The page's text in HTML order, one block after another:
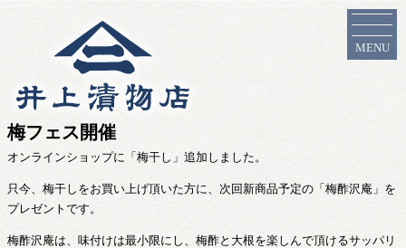
MENU
梅フェス開催
オンラインショップに「梅干し」追加しました。
只今、梅干しをお買い上げ頂いた方に、次回新商品予定の「梅酢沢庵」を
プレゼントです。
梅酢沢庵は、味付けは最小限にし、梅酢と大根を楽しんで頂けるサッパリ